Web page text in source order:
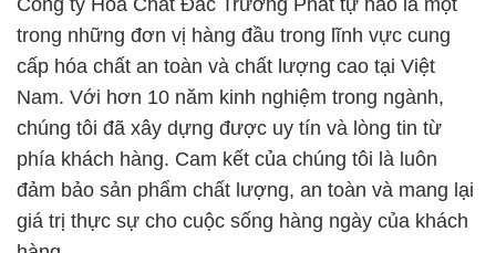
Công ty Hóa Chất Đắc Trường Phát tự hào là một
trong những đơn vị hàng đầu trong lĩnh vực cung
cấp hóa chất an toàn và chất lượng cao tại Việt
Nam. Với hơn 10 năm kinh nghiệm trong ngành,
chúng tôi đã xây dựng được uy tín và lòng tin từ
phía khách hàng. Cam kết của chúng tôi là luôn
đảm bảo sản phẩm chất lượng, an toàn và mang lại
giá trị thực sự cho cuộc sống hàng ngày của khách